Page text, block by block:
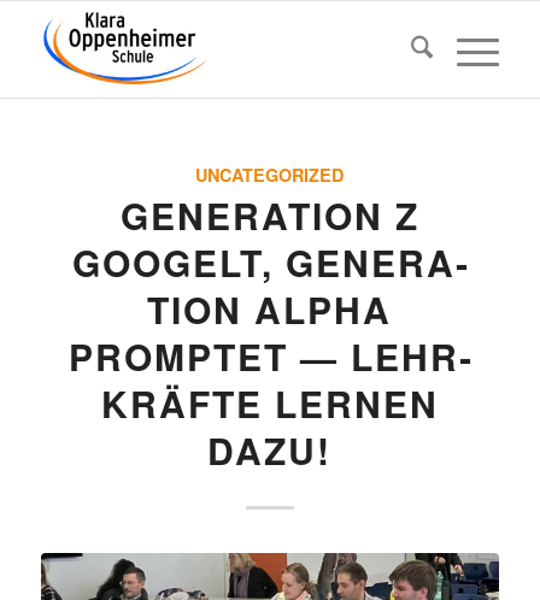
UNCATEGORIZED
GENE­RA­TION Z
GOOGELT, GENE­RA­
TION ALPHA
PROMPTET — LEHR­
KRÄFTE LERNEN
DAZU!